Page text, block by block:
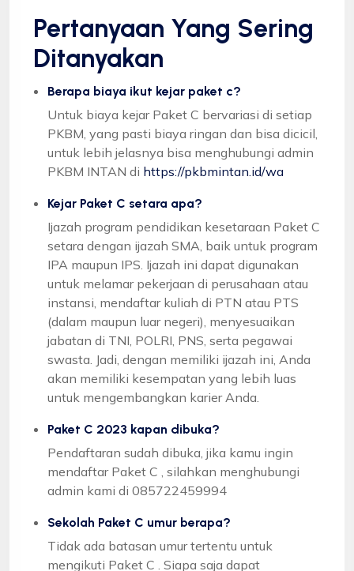
Pertanyaan Yang Sering
Ditanyakan
Berapa biaya ikut kejar paket c?
Untuk biaya kejar Paket C bervariasi di setiap
PKBM, yang pasti biaya ringan dan bisa dicicil,
untuk lebih jelasnya bisa menghubungi admin
PKBM INTAN di https://pkbmintan.id/wa
Kejar Paket C setara apa?
Ijazah program pendidikan kesetaraan Paket C
setara dengan ijazah SMA, baik untuk program
IPA maupun IPS. Ijazah ini dapat digunakan
untuk melamar pekerjaan di perusahaan atau
instansi, mendaftar kuliah di PTN atau PTS
(dalam maupun luar negeri), menyesuaikan
jabatan di TNI, POLRI, PNS, serta pegawai
swasta. Jadi, dengan memiliki ijazah ini, Anda
akan memiliki kesempatan yang lebih luas
untuk mengembangkan karier Anda.
Paket C 2023 kapan dibuka?
Pendaftaran sudah dibuka, jika kamu ingin
mendaftar Paket C , silahkan menghubungi
admin kami di 085722459994
Sekolah Paket C umur berapa?
Tidak ada batasan umur tertentu untuk
mengikuti Paket C . Siapa saja dapat